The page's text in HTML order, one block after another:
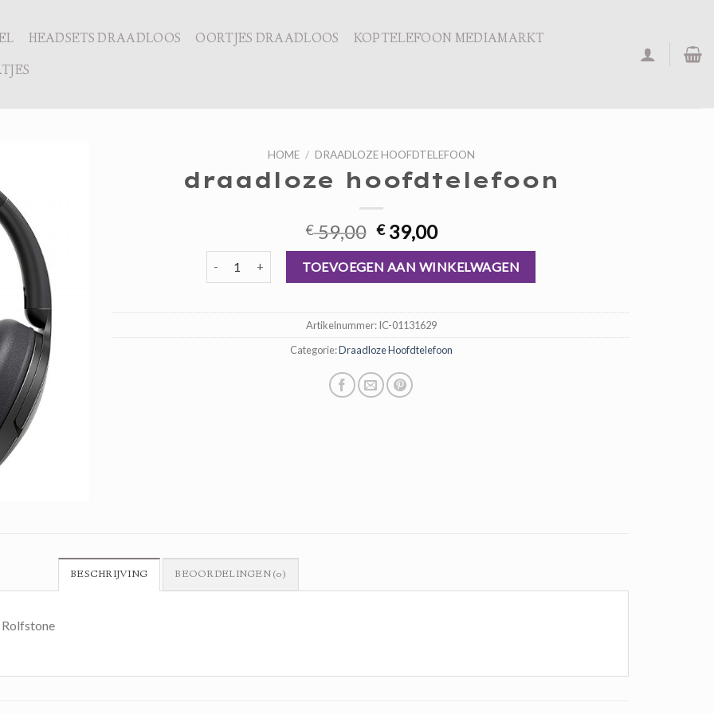
HEADSETS DRAADLOOS OORTJES DRAADLOOS
KOPTELEFOON MEDIAMARKT
HOME / DRAADLOZE HOOFDTELEFOON
draadloze hoofdtelefoon
€59,00 Oorspronkelijke
prijs
was:
€ 59,00.
€39,00Huidige
prijs
is:
€ 39,00.
draadloze hoofdtelefoon aantalTOEVOEGEN AAN WINKELWAGEN
Artikelnummer:IC-01131629
Categorie:Draadloze Hoofdtelefoon
BESCHRIJVING BEOORDELINGEN (0)